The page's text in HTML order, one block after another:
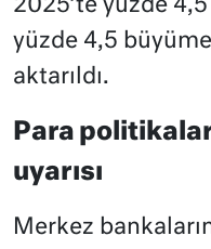
2025’te yüzde
yüzde 4,5
aktarıldı.
Para
uyarısı
Merkez